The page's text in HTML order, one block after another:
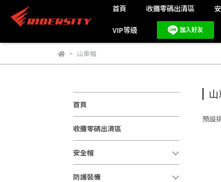
首頁 收攤零碼出清區
VIP等級
山車帽
首頁
收攤零碼出清區
安全帽
防護裝備
預設